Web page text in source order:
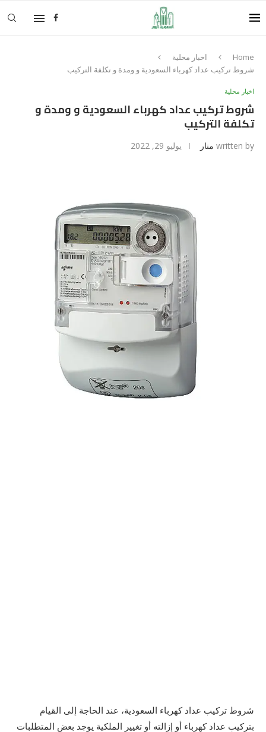
Home
اخبار محلية
شروط تركيب عداد كهرباء السعودية و ومدة و تكلفة التركيب
اخبار محلية
شروط تركيب عداد كهرباء السعودية و ومدة و
تكلفة التركيب
written by منار يوليو 29, 2022
شروط تركيب عداد كهرباء السعودية، عند الحاجة إلى القيام
بتركيب عداد كهرباء أو إزالته أو تغيير الملكية يوجد بعض المتطلبات